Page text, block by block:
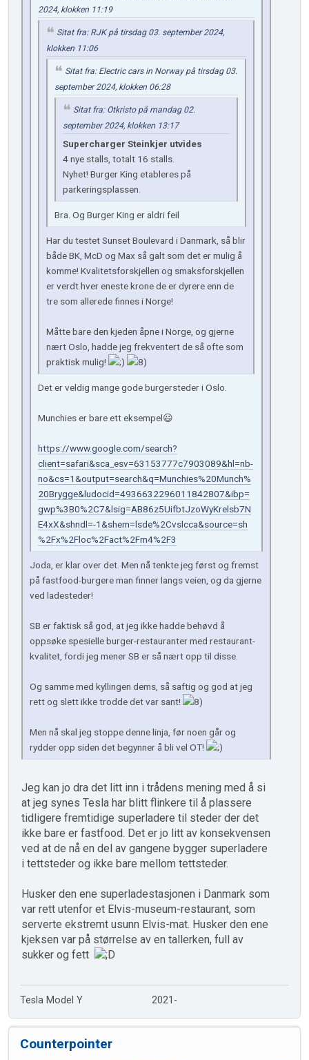
2024, klokken 11:19
Sitat fra: RJK på tirsdag 03. september 2024,
klokken 11:06
Sitat fra: Electric cars in Norway på tirsdag 03.
september 2024, klokken 06:28
Sitat fra: Otkristo på mandag 02.
september 2024, klokken 13:17
Supercharger Steinkjer utvides
4 nye stalls, totalt 16 stalls.
Nyhet! Burger King etableres på
parkeringsplassen.
Bra. Og Burger King er aldri feil
Har du testet Sunset Boulevard i Danmark, så blir
både BK, McD og Max så galt som det er mulig å
komme! Kvalitetsforskjellen og smaksforskjellen
er verdt hver eneste krone de er dyrere enn de
tre som allerede finnes i Norge!
Måtte bare den kjeden åpne i Norge, og gjerne
nært Oslo, hadde jeg frekventert de så ofte som
praktisk mulig!
Det er veldig mange gode burgersteder i Oslo.
Munchies er bare ett eksempel😃
https://www.google.com/search?
client=safari&sca_esv=63153777c7903089&hl=nb-
no&cs=1&output=search&q=Munchies%20Munch%
20Brygge&ludocid=4936632296011842807&ibp=
gwp%3B0%2C7&lsig=AB86z5UifbtJzoWyKrelsb7N
E4xX&shndl=-1&shem=lsde%2Cvslcca&source=sh
%2Fx%2Floc%2Fact%2Fm4%2F3
Joda, er klar over det. Men nå tenkte jeg først og fremst
på fastfood-burgere man finner langs veien, og da gjerne
ved ladesteder!
SB er faktisk så god, at jeg ikke hadde behøvd å
oppsøke spesielle burger-restauranter med restaurant-
kvalitet, fordi jeg mener SB er så nært opp til disse.
Og samme med kyllingen dems, så saftig og god at jeg
rett og slett ikke trodde det var sant!
Men nå skal jeg stoppe denne linja, før noen går og
rydder opp siden det begynner å bli vel OT!
Jeg kan jo dra det litt inn i trådens mening med å si
at jeg synes Tesla har blitt flinkere til å plassere
tidligere fremtidige superladere til steder der det
ikke bare er fastfood. Det er jo litt av konsekvensen
ved at de nå en del av gangene bygger superladere
i tettsteder og ikke bare mellom tettsteder.
Husker den ene superladestasjonen i Danmark som
var rett utenfor et Elvis-museum-restaurant, som
serverte ekstremt usunn Elvis-mat. Husker den ene
kjeksen var på størrelse av en tallerken, full av
sukker og fett
Tesla Model Y 2021-
Counterpointer